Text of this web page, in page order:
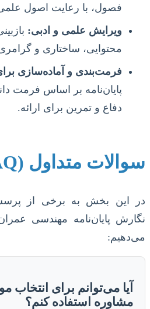
فصول، با رعایت اصول
ویرایش علمی و ادبی:
محتوایی، ساختاری و
فرمت‌بندی و آماده‌سازی
پایان‌نامه بر اساس فرمت
دفاع و تمرین برای ارائه.
سوالات متداول (FAQ)
در این بخش به برخی از
نگارش پایان‌نامه مهندسی
می‌دهیم:
آیا می‌توانم برای انتخاب
مشاوره استفاده کنم؟